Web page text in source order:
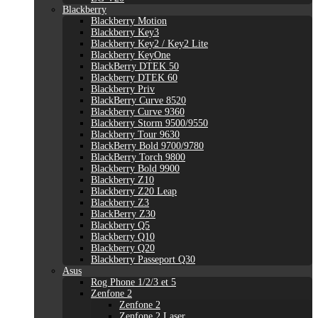
Blackberry
Blackberry Motion
Blackberry Key3
Blackberry Key2 / Key2 Lite
Blackberry KeyOne
BlackBerry DTEK 50
Blackberry DTEK 60
Blackberry Priv
BlackBerry Curve 8520
Blackberry Curve 9360
Blackberry Storm 9500/9550
Blackberry Tour 9630
BlackBerry Bold 9700/9780
BlackBerry Torch 9800
Blackberry Bold 9900
Blackberry Z10
Blackberry Z20 Leap
Blackberry Z3
BlackBerry Z30
Blackberry Q5
Blackberry Q10
Blackberry Q20
Blackberry Passeport Q30
Asus
Rog Phone 1/2/3 et 5
Zenfone 2
Zenfone 2